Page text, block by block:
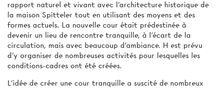
rapport naturel et vivant avec l'architecture historique de
la maison Spitteler tout en utilisant des moyens et des
formes actuels. La nouvelle cour était prédestinée à
devenir un lieu de rencontre tranquille, à l'écart de la
circulation, mais avec beaucoup d'ambiance. H est prévu
d'y organiser de nombreuses activités pour lesquelles les
conditions-cadres ont été créées.
L'idée de créer une cour tranquille a suscité de nombreux